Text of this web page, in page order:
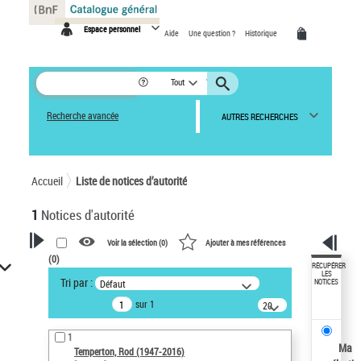
Espace personnel Aide Une question ? Historique
Tout
Recherche avancée AUTRES RECHERCHES
Accueil Liste de notices d’autorité
1 Notices d'autorité
VOTRE RECHERCHE
Recherche avancée dans les
notices d’autorité
Œuvres liées à l'auteur :
Temperton, Rod (1947-2016)
Voir la sélection (0) Ajouter à mes références
(0)
Tri par : Défaut
sur 1
20
résultats/page
1
Temperton, Rod (1947-2016)
RÉCUPÉRER
LES
NOTICES
Ma
Panneau de gestion des cookies